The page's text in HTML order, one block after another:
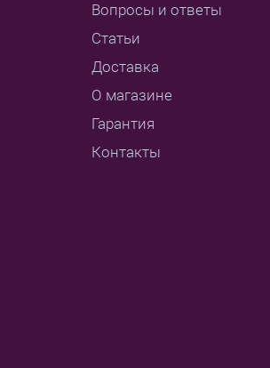
Вопросы и ответы
Статьи
Доставка
О магазине
Гарантия
Контакты